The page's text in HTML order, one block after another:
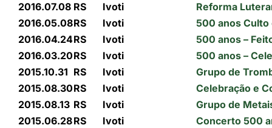
2016.07.08 RS Ivoti
Reforma
2016.05.08RS Ivoti
500 anos Culto
2016.04.24RS Ivoti
500 anos –
2016.03.20RS Ivoti
500 anos –
2015.10.31 RS Ivoti
Grupo de
2015.08.30RS Ivoti
Celebração e
2015.08.13 RS Ivoti
Grupo de
2015.06.28RS Ivoti
Concerto 500